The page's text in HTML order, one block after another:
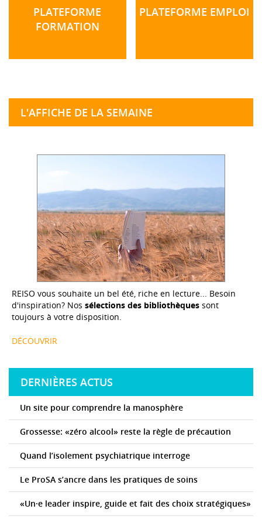
PLATEFORME
FORMATION
PLATEFORME EMPLOI
L'AFFICHE DE LA SEMAINE
REISO vous souhaite un bel été, riche en lecture... Besoin
d'inspiration? Nos sélections des bibliothèques sont
toujours à votre disposition.
DÉCOUVRIR
DERNIÈRES ACTUS
Un site pour comprendre la manosphère
Grossesse: «zéro alcool» reste la règle de précaution
Quand l’isolement psychiatrique interroge
Le ProSA s’ancre dans les pratiques de soins
«Un·e leader inspire, guide et fait des choix stratégiques»